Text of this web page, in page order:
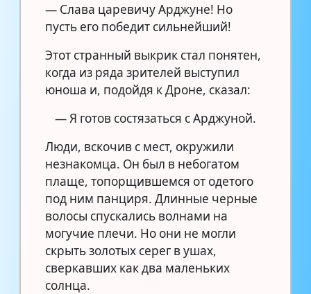
— Слава царевичу Арджуне! Но
пусть его победит сильнейший!
Этот странный выкрик стал понятен,
когда из ряда зрителей выступил
юноша и, подойдя к Дроне, сказал:
— Я готов состязаться с Арджуной.
Люди, вскочив с мест, окружили
незнакомца. Он был в небогатом
плаще, топорщившемся от одетого
под ним панциря. Длинные черные
волосы спускались волнами на
могучие плечи. Но они не могли
скрыть золотых серег в ушах,
сверкавших как два маленьких
солнца.